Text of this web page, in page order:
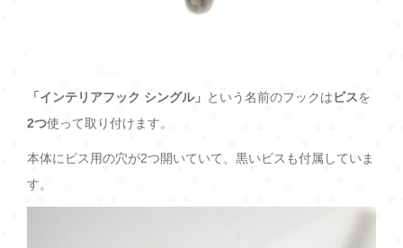
「インテリアフック シングル」 という名前のフックはビスを
2つ使って取り付けます。
本体にビス用の穴が2つ開いていて、黒いビスも付属していま
す。